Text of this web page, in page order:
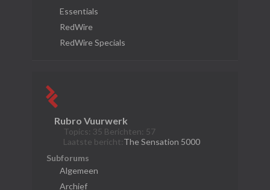
Essentials
RedWire
RedWire Specials
Rubro Vuurwerk
Topics: 35 Berichten: 57
Laatste bericht:The Sensation 5000
Subforums
Algemeen
Archief